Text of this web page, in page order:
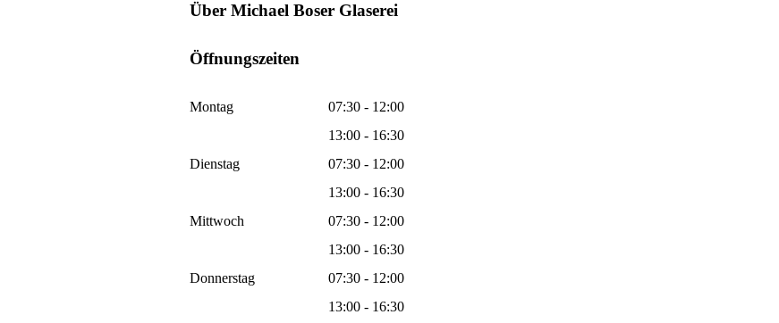
Über Michael Boser Glaserei
Öffnungszeiten
Montag
07:30 - 12:00
13:00 - 16:30
Dienstag
07:30 - 12:00
13:00 - 16:30
Mittwoch
07:30 - 12:00
13:00 - 16:30
Donnerstag
07:30 - 12:00
13:00 - 16:30